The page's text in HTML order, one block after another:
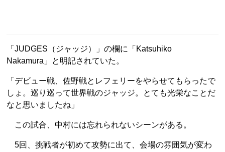
「JUDGES（ジャッジ）」の欄に「Katsuhiko
Nakamura」と明記されていた。
「デビュー戦、佐野戦とレフェリーをやらせてもらったで
しょ。巡り巡って世界戦のジャッジ。とても光栄なことだ
なと思いましたね」
この試合、中村には忘れられないシーンがある。
5回、挑戦者が初めて攻勢に出て、会場の雰囲気が変わ